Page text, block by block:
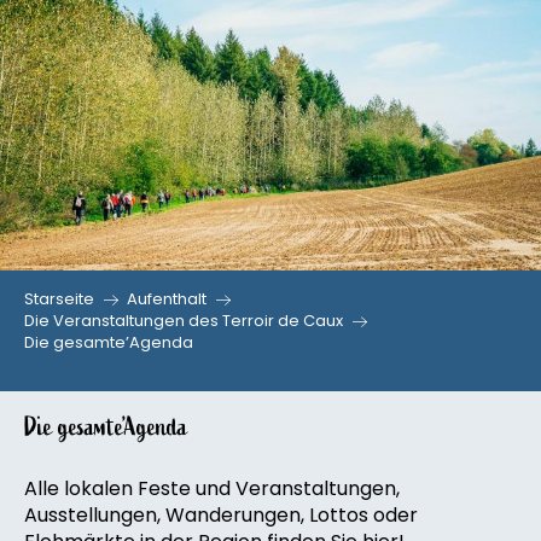
Aller
au
contenu
principal
Starseite
Aufenthalt
Die Veranstaltungen des Terroir de Caux
Die gesamte’Agenda
Die gesamte’Agenda
Alle lokalen Feste und Veranstaltungen,
Ausstellungen, Wanderungen, Lottos oder